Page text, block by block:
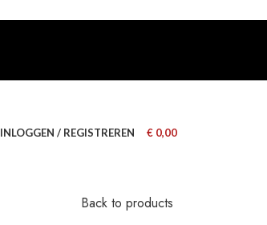
INLOGGEN / REGISTREREN € 0,00
Back to products